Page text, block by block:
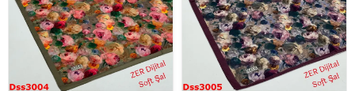
%47 İndirim %47 İndirim